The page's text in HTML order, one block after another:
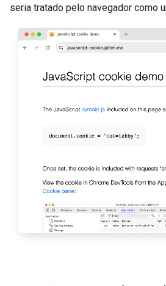
seria tratado pelo navegador como